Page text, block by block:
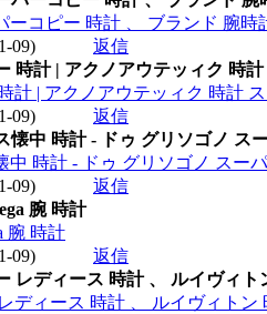
ーコピー 時計 、 ブランド 腕時
09)
返信
時計 | アクノアウテッィク 時
計 | アクノアウテッィク 時計
09)
返信
懐中 時計 - ドゥ グリソゴノ ス
中 時計 - ドゥ グリソゴノ スー
09)
返信
腕 時計
腕 時計
09)
返信
レディース 時計 、 ルイヴィ
ディース 時計 、 ルイヴィト